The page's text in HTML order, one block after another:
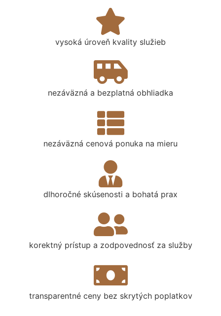
vysoká úroveň kvality služieb
nezáväzná a bezplatná obhliadka
nezáväzná cenová ponuka na mieru
dlhoročné skúsenosti a bohatá prax
korektný prístup a zodpovednosť za služby
transparentné ceny bez skrytých poplatkov